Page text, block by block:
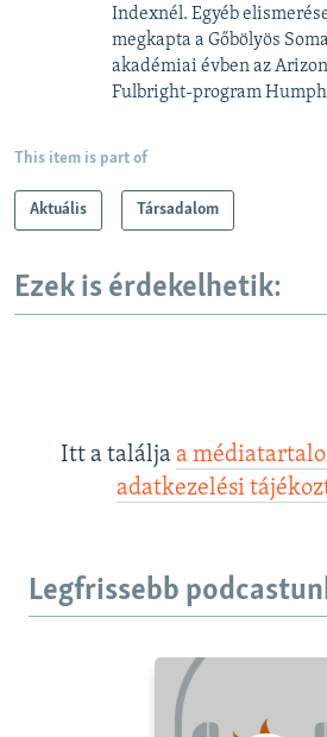
Indexnél. Egyéb
megkapta a Gőbölyös
akadémiai évben az
Fulbright-program
This item is part of
Aktuális Társadalom
Ezek is érdekelhetik:
Itt a találja a
adatkezelési
Legfrissebb